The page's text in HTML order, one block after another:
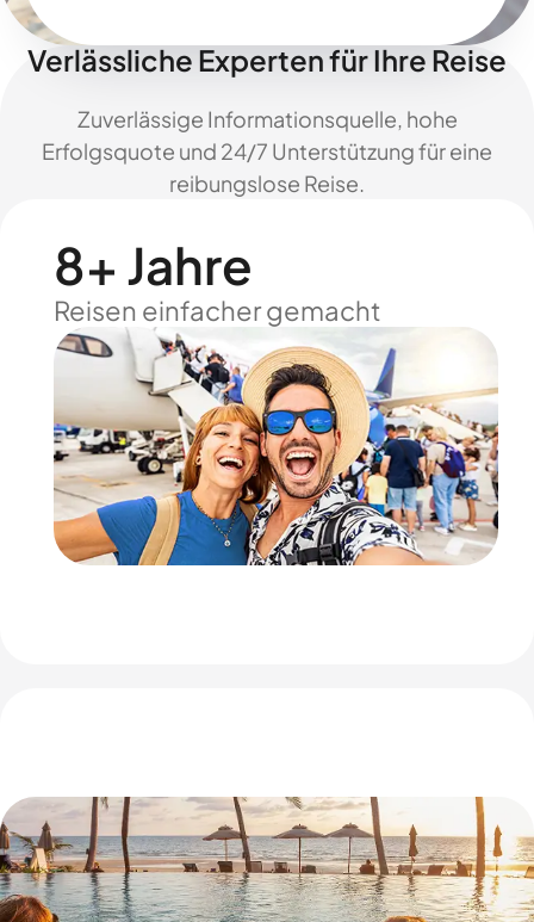
Verlässliche Experten für Ihre Reise
Zuverlässige Informationsquelle, hohe
Erfolgsquote und 24/7 Unterstützung für eine
reibungslose Reise.
8+ Jahre
Reisen einfacher gemacht